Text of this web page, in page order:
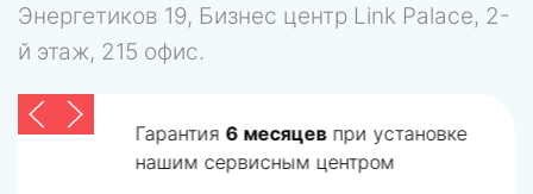
Энергетиков 19, Бизнес центр Link Palace, 2-
й этаж, 215 офис.
Гарантия 6 месяцевпри установке
нашим сервисным центром